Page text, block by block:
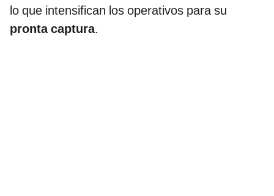
lo que intensifican los operativos para su
pronta captura.